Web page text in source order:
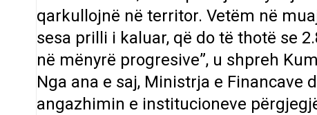
qarkullojnë në territor. Vetëm në
sesa prilli i kaluar, që do të thotë se
në mënyrë progresive”, u shpreh
Nga ana e saj, Ministrja e Financave
angazhimin e institucioneve